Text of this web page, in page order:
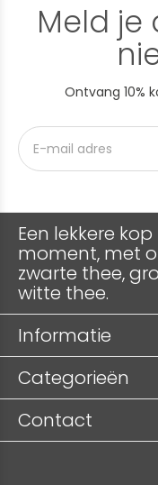
Meld je
Ontvang 10%
Een lekkere
moment, met
zwarte thee,
witte thee.
Informatie
Categorieën
Contact